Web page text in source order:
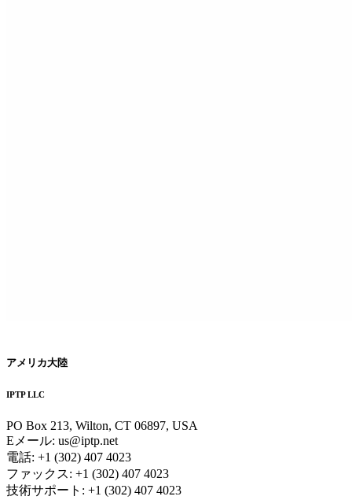
アメリカ大陸
IPTP LLC
PO Box 213, Wilton, CT 06897, USA
Eメール: us
iptp.net
電話: +1 (302) 407 4023
ファックス: +1 (302) 407 4023
技術サポート: +1 (302) 407 4023